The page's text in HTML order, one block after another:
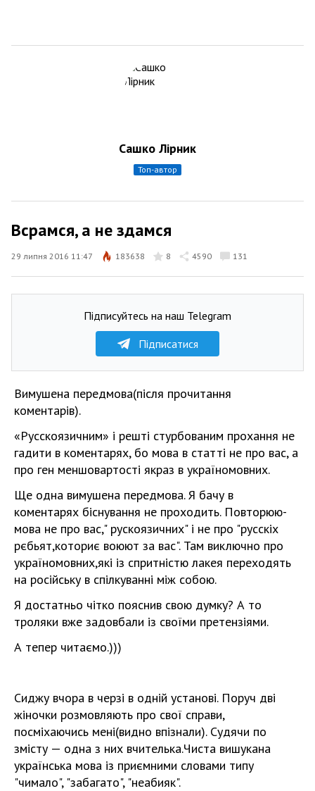
Сашко Лірник
топ-автор
Всрамся, а не здамся
29 липня 2016 11:47 183638 8 4590 131
Підписуйтесь на наш Telegram
Підписатися
Вимушена передмова(після прочитання
коментарів).
«Русскоязичним» і решті стурбованим прохання не
гадити в коментарях, бо мова в статті не про вас, а
про ген меншовартості якраз в україномовних.
Ще одна вимушена передмова. Я бачу в
коментарях біснування не проходить. Повторюю-
мова не про вас," рускоязичних" і не про "русскіх
рєбьят,коториє воюют за вас". Там виключно про
україномовних,які із спритністю лакея переходять
на російську в спілкуванні між собою.
Я достатньо чітко пояснив свою думку? А то
троляки вже задовбали із своїми претензіями.
А тепер читаємо.)))
Сиджу вчора в черзі в одній установі. Поруч дві
жіночки розмовляють про свої справи,
посміхаючись мені(видно впізнали). Судячи по
змісту — одна з них вчителька.Чиста вишукана
українська мова із приємними словами типу
"чимало", "забагато", "неабияк".